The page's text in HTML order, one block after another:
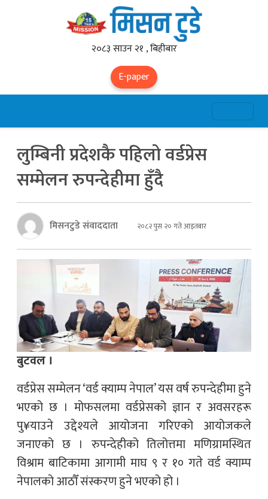
२०८३ साउन २१ , बिहीबार
E-paper
लुम्बिनी प्रदेशकै पहिलो वर्डप्रेस
सम्मेलन रुपन्देहीमा हुँदै
मिसनटुडे संवाददाता २०८२ पुस २० गते आइतबार
बुटवल ।
वर्डप्रेस सम्मेलन ‘वर्ड क्याम्प नेपाल’ यस वर्ष रुपन्देहीमा हुने
भएको छ । मोफसलमा वर्डप्रेसको ज्ञान र अवसरहरू
पु¥याउने उद्देश्यले आयोजना गरिएको आयोजकले
जनाएको छ । रुपन्देहीको तिलोत्तमा मणिग्रामस्थित
विश्राम बाटिकामा आगामी माघ ९ र १० गते वर्ड क्याम्प
नेपालको आठौँ संस्करण हुने भएको हो ।